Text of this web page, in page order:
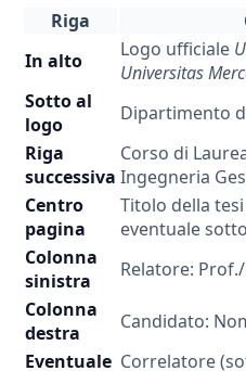
Riga
In alto
Logo ufficiale
Universitas
Sotto al
logo
Dipartimento
Riga
successiva
Corso di
Ingegneria
Centro
pagina
Titolo della
eventuale
Colonna
sinistra
Relatore:
Colonna
destra
Candidato:
Eventuale Correlatore